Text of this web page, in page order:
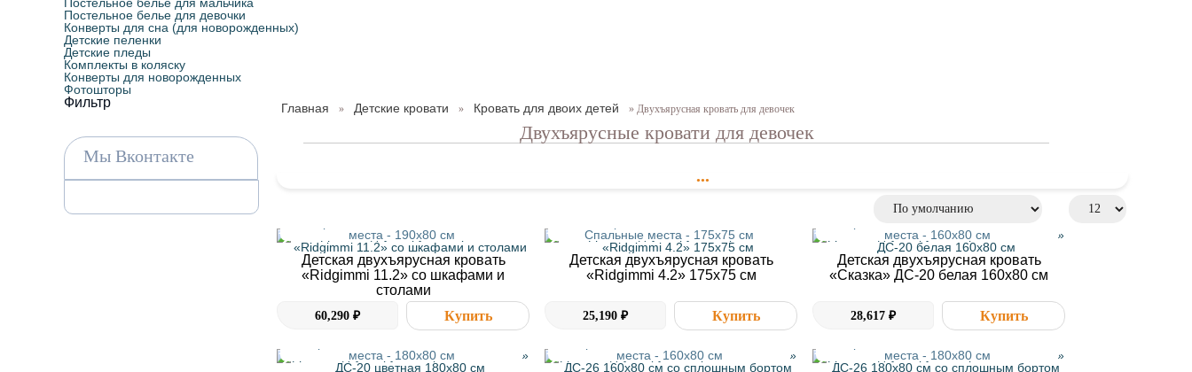
Постельное белье для девочки
Конверты для сна (для новорожденных)
Детские пеленки
Детские пледы
Комплекты в коляску
Конверты для новорожденных
Фотошторы
Фильтр
Мы Вконтакте
Главная » Детские кровати » Кровать для двоих детей » Двухъярусная кровать для девочек
Двухъярусные кровати для девочек
•••
места - 190x80 см
Детская двухъярусная кровать
«Ridgimmi 11.2» со шкафами и
столами
60,290 ₽
Спальные места - 175x75 см
Детская двухъярусная кровать
«Ridgimmi 4.2» 175х75 см
25,190 ₽
места - 160x80 см
Детская двухъярусная кровать
«Сказка» ДС-20 белая 160х80 см
28,617 ₽
места - 180x80 см
места - 160x80 см
места - 180x80 см